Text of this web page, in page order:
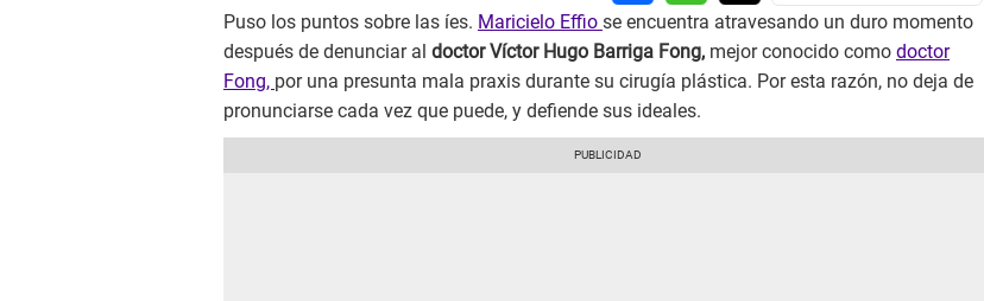
Puso los puntos sobre las íes. Maricielo Effio se encuentra atravesando un duro momento
después de denunciar al doctor Víctor Hugo Barriga Fong, mejor conocido como doctor
Fong, por una presunta mala praxis durante su cirugía plástica. Por esta razón, no deja de
pronunciarse cada vez que puede, y defiende sus ideales.